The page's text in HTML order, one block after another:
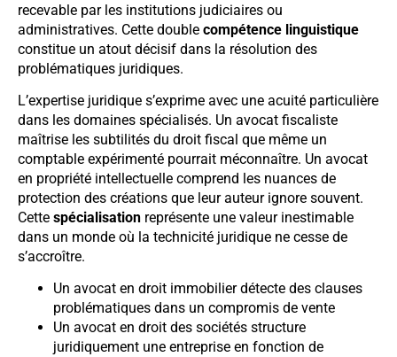
recevable par les institutions judiciaires ou
administratives. Cette double compétence linguistique
constitue un atout décisif dans la résolution des
problématiques juridiques.
L’expertise juridique s’exprime avec une acuité particulière
dans les domaines spécialisés. Un avocat fiscaliste
maîtrise les subtilités du droit fiscal que même un
comptable expérimenté pourrait méconnaître. Un avocat
en propriété intellectuelle comprend les nuances de
protection des créations que leur auteur ignore souvent.
Cette spécialisation représente une valeur inestimable
dans un monde où la technicité juridique ne cesse de
s’accroître.
Un avocat en droit immobilier détecte des clauses
problématiques dans un compromis de vente
Un avocat en droit des sociétés structure
juridiquement une entreprise en fonction de